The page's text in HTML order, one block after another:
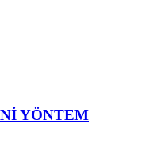
YÖNTEM